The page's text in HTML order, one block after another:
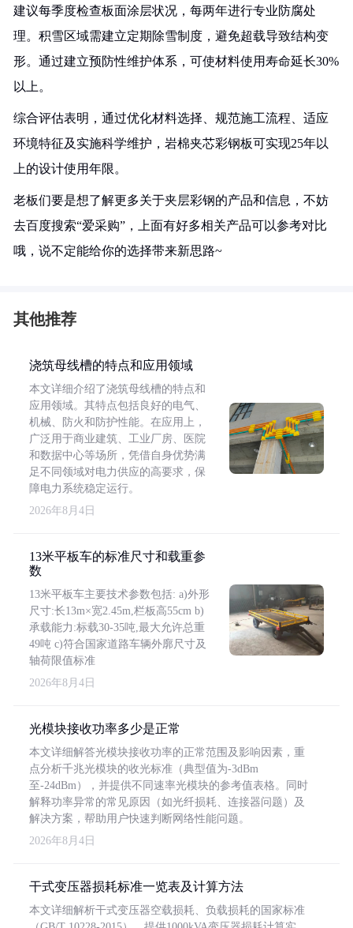
建议每季度检查板面涂层状况，每两年进行专业防腐处
理。积雪区域需建立定期除雪制度，避免超载导致结构变
形。通过建立预防性维护体系，可使材料使用寿命延长30%
以上。
综合评估表明，通过优化材料选择、规范施工流程、适应
环境特征及实施科学维护，岩棉夹芯彩钢板可实现25年以
上的设计使用年限。
老板们要是想了解更多关于夹层彩钢的产品和信息，不妨
去百度搜索“爱采购”，上面有好多相关产品可以参考对比
哦，说不定能给你的选择带来新思路~
其他推荐
浇筑母线槽的特点和应用领域
本文详细介绍了浇筑母线槽的特点和
应用领域。其特点包括良好的电气、
机械、防火和防护性能。在应用上，
广泛用于商业建筑、工业厂房、医院
和数据中心等场所，凭借自身优势满
足不同领域对电力供应的高要求，保
障电力系统稳定运行。
2026年8月4日
13米平板车的标准尺寸和载重参
数
13米平板车主要技术参数包括: a)外形
尺寸:长13m×宽2.45m,栏板高55cm b)
承载能力:标载30-35吨,最大允许总重
49吨 c)符合国家道路车辆外廓尺寸及
轴荷限值标准
2026年8月4日
光模块接收功率多少是正常
本文详细解答光模块接收功率的正常范围及影响因素，重
点分析千兆光模块的收光标准（典型值为-3dBm
至-24dBm），并提供不同速率光模块的参考值表格。同时
解释功率异常的常见原因（如光纤损耗、连接器问题）及
解决方案，帮助用户快速判断网络性能问题。
2026年8月4日
干式变压器损耗标准一览表及计算方法
本文详细解析干式变压器空载损耗、负载损耗的国家标准